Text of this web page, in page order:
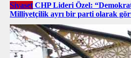
Siyaset CHP Lideri Özel:
Milliyetçilik ayrı bir parti olarak